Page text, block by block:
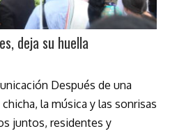
deja su huella
Después de una
la música y las sonrisas
juntos, residentes y